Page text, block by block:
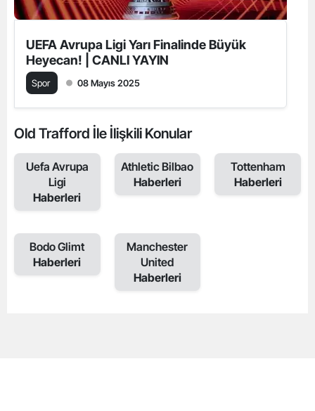
UEFA Avrupa Ligi Yarı Finalinde Büyük
Heyecan! | CANLI YAYIN
Spor 08 Mayıs 2025
Old Trafford İle İlişkili Konular
Uefa Avrupa
Ligi
Haberleri
Athletic Bilbao
Haberleri
Tottenham
Haberleri
Bodo Glimt
Haberleri
Manchester
United
Haberleri